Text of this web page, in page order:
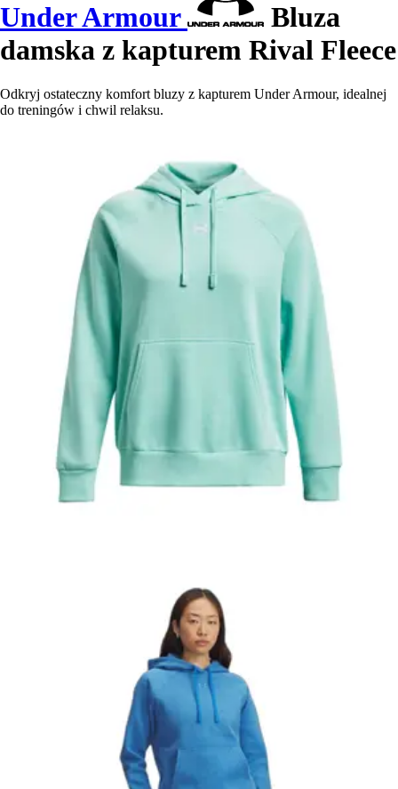
Under Armour
Bluza
damska z kapturem Rival Fleece
Odkryj ostateczny komfort bluzy z kapturem Under Armour, idealnej
do treningów i chwil relaksu.